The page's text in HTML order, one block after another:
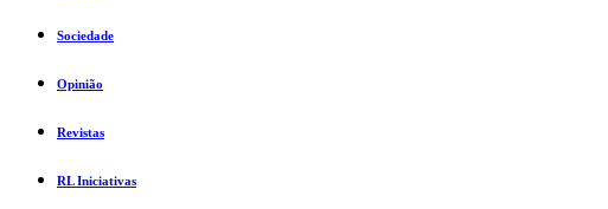
Sociedade
Opinião
Revistas
RL Iniciativas